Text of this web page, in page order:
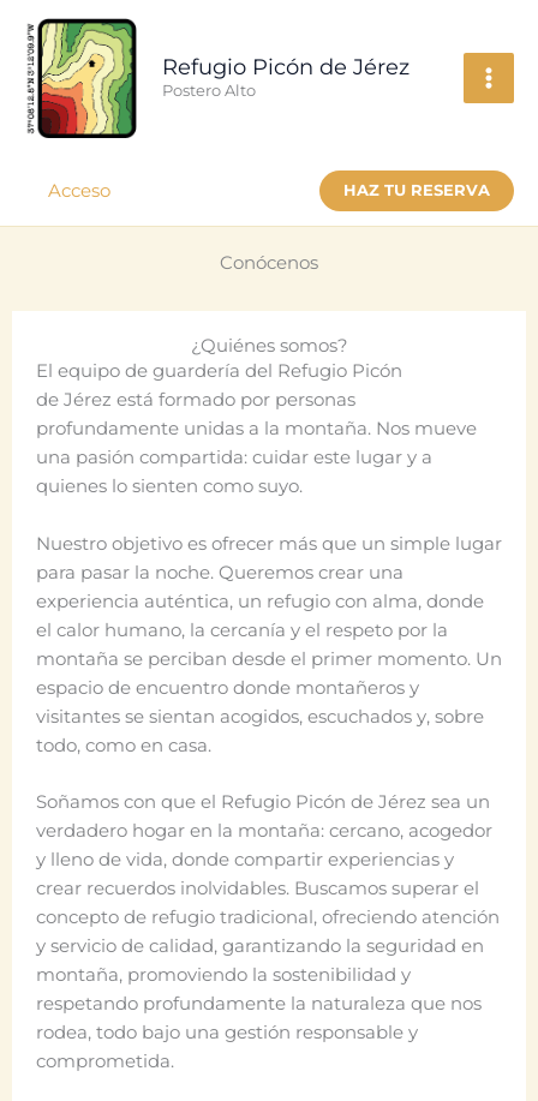
contenido
Refugio Picón de Jérez
Postero Alto
Acceso HAZ TU RESERVA
Conócenos
¿Quiénes somos?
El equipo de guardería del Refugio Picón
de Jérez está formado por personas
profundamente unidas a la montaña. Nos mueve
una pasión compartida: cuidar este lugar y a
quienes lo sienten como suyo.
Nuestro objetivo es ofrecer más que un simple lugar
para pasar la noche. Queremos crear una
experiencia auténtica, un refugio con alma, donde
el calor humano, la cercanía y el respeto por la
montaña se perciban desde el primer momento. Un
espacio de encuentro donde montañeros y
visitantes se sientan acogidos, escuchados y, sobre
todo, como en casa.
Soñamos con que el Refugio Picón de Jérez sea un
verdadero hogar en la montaña: cercano, acogedor
y lleno de vida, donde compartir experiencias y
crear recuerdos inolvidables. Buscamos superar el
concepto de refugio tradicional, ofreciendo atención
y servicio de calidad, garantizando la seguridad en
montaña, promoviendo la sostenibilidad y
respetando profundamente la naturaleza que nos
rodea, todo bajo una gestión responsable y
comprometida.